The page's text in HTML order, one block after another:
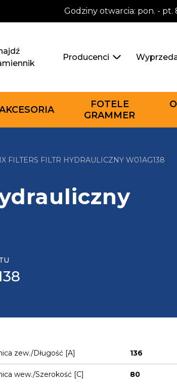
Godziny otwarcia: pon. - pt.
Producenci
FOTELE
GRAMMER
FILTERS FILTR HYDRAULICZNY W01AG138
zew./Długość [A] 136
wew./Szerokość [C] 80